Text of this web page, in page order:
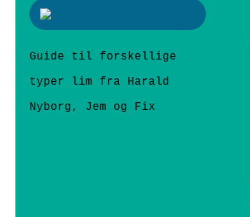
Guide til forskellige
typer lim fra Harald
Nyborg, Jem og Fix